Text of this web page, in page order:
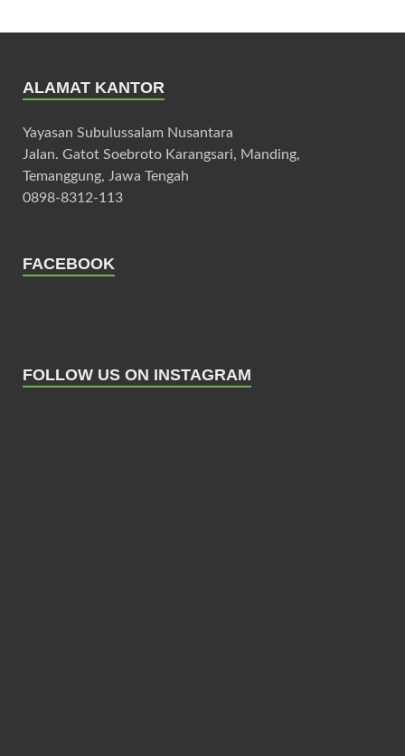
ALAMAT KANTOR
Yayasan Subulussalam Nusantara
Jalan. Gatot Soebroto Karangsari, Manding,
Temanggung, Jawa Tengah
0898-8312-113
FACEBOOK
FOLLOW US ON INSTAGRAM